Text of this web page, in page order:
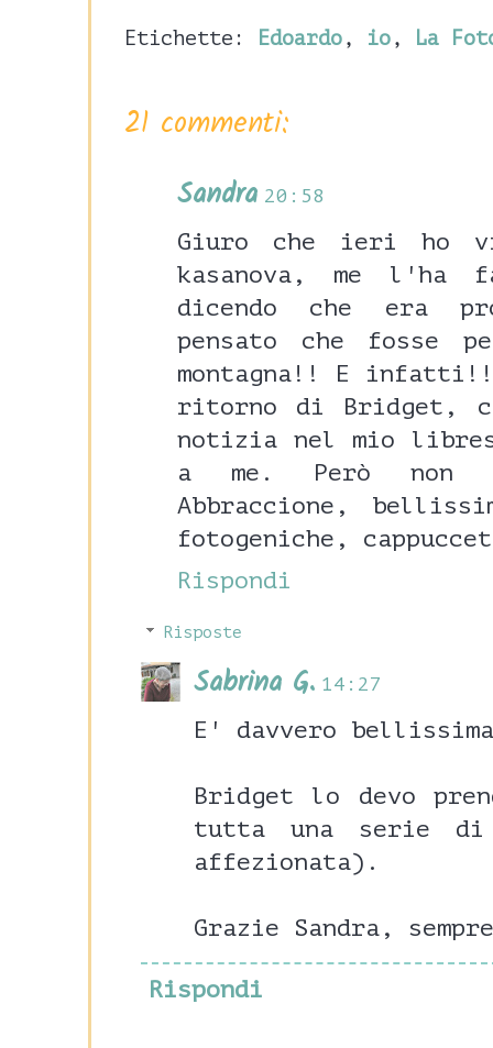
Etichette: Edoardo , io , La
21 commenti:
Sandra 20:58
Giuro che ieri ho
kasanova, me l'ha
dicendo che era
pensato che fosse
montagna!! E
ritorno di Bridget,
notizia nel mio
a me. Però non
Abbraccione,
fotogeniche,
Rispondi
Risposte
Sabrina G. 14:27
E' davvero
Bridget lo devo
tutta una serie di
affezionata).
Grazie Sandra,
Rispondi